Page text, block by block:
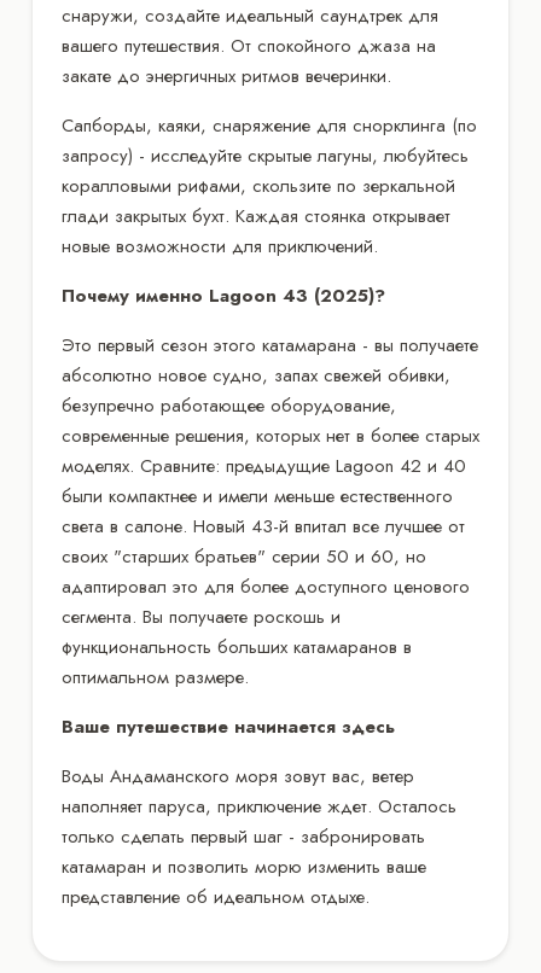
снаружи, создайте идеальный саундтрек для
вашего путешествия. От спокойного джаза на
закате до энергичных ритмов вечеринки.
Сапборды, каяки, снаряжение для снорклинга (по
запросу) - исследуйте скрытые лагуны, любуйтесь
коралловыми рифами, скользите по зеркальной
глади закрытых бухт. Каждая стоянка открывает
новые возможности для приключений.
Почему именно Lagoon 43 (2025)?
Это первый сезон этого катамарана - вы получаете
абсолютно новое судно, запах свежей обивки,
безупречно работающее оборудование,
современные решения, которых нет в более старых
моделях. Сравните: предыдущие Lagoon 42 и 40
были компактнее и имели меньше естественного
света в салоне. Новый 43-й впитал все лучшее от
своих "старших братьев" серии 50 и 60, но
адаптировал это для более доступного ценового
сегмента. Вы получаете роскошь и
функциональность больших катамаранов в
оптимальном размере.
Ваше путешествие начинается здесь
Воды Андаманского моря зовут вас, ветер
наполняет паруса, приключение ждет. Осталось
только сделать первый шаг - забронировать
катамаран и позволить морю изменить ваше
представление об идеальном отдыхе.